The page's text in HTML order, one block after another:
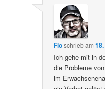
Floschriebam
Ich gehe mit in
die Probleme
im